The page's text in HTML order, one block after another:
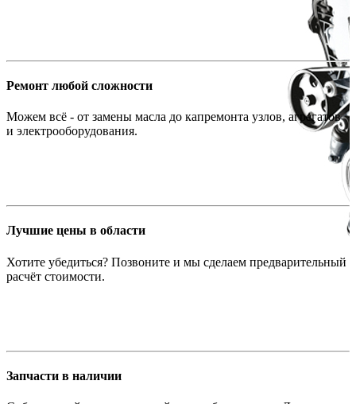
Ремонт любой сложности
Можем всё - от замены масла до капремонта узлов, агрегатов
и электрооборудования.
Лучшие цены в области
Хотите убедиться? Позвоните и мы сделаем предварительный
расчёт стоимости.
Запчасти в наличии